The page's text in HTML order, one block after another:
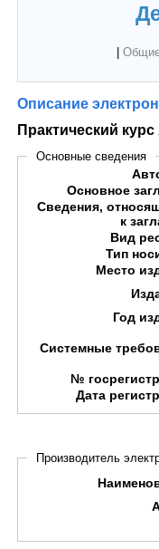
Описание
Практический
Основные сведения
Основное
Сведения,
к
Вид
Тип
Место
Год
Системные
№
Дата
Производитель